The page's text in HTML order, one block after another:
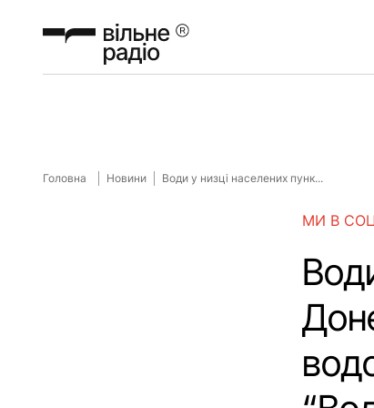
Головна Новини Води у низці населених пунк...
МИ В